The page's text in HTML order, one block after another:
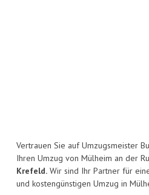
Vertrauen Sie auf Umzugsmeister
Ihren Umzug von Mülheim an der
Krefeld. Wir sind Ihr Partner für
und kostengünstigen Umzug in